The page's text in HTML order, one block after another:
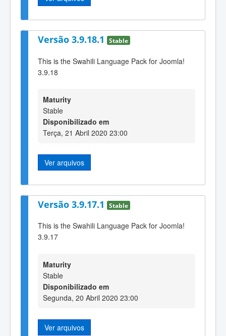
Versão 3.9.18.1 Stable
This is the Swahili Language Pack for Joomla!
3.9.18
Maturity
Stable
Disponibilizado em
Terça, 21 Abril 2020 23:00
Ver arquivos
Versão 3.9.17.1 Stable
This is the Swahili Language Pack for Joomla!
3.9.17
Maturity
Stable
Disponibilizado em
Segunda, 20 Abril 2020 23:00
Ver arquivos